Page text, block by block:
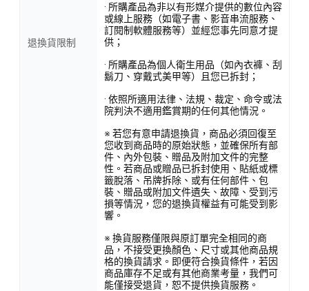
退換貨限制
· 所購產品為非以有形媒介提供的數位內容
或線上服務（如電子書、影音串流服務、
訂閱制軟體服務等）並經您事先同意才提
供；
· 所購產品為個人衛生用品（如內衣褲、刮
鬍刀、穿戴式美甲等）且您已拆封；
· 依照所適用法律、法規、裁定、命令或法
院判決不適用鑑賞期的任何其他情況。
※ 若您有意申請退換貨，商品必須回復至
您收到商品時的原始狀態，並確保所有部
件、內外包裝、贈品及附加文件的完整
性。若商品或贈品已拆封使用、貼紙或標
籤脫落、吊牌拆除、或有任何部件、包
裝、贈品或附加文件遺失、故障、受到污
損等情況，您的退換貨權益有可能受到影
響。
※ 換貨服務僅限與原訂單完全相同的商
品，不接受更換顏色、尺寸或其他商品規
格的換貨請求。即便符合換貨條件，若因
商品庫存不足或有其他商業考量，我們可
能僅接受退貨，恕不提供換貨服務。